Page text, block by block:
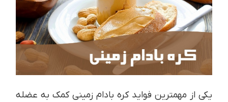
یکی از مهمترین فواید کره بادام زمینی کمک به عضله